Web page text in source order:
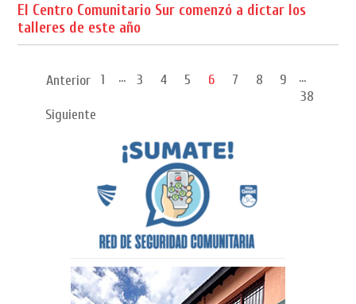
El Centro Comunitario Sur comenzó a dictar los
talleres de este año
Anterior 1 ... 3 4 5 6 7 8 9
...
38
Siguiente